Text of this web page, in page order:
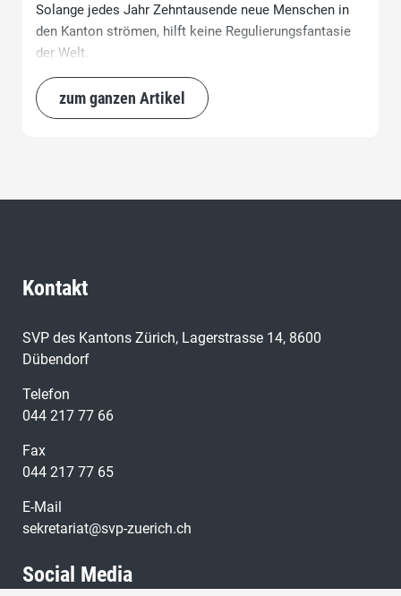
Solange jedes Jahr Zehntausende neue Menschen in
den Kanton strömen, hilft keine Regulierungsfantasie
der Welt.
zum ganzen Artikel
Kontakt
SVP des Kantons Zürich, Lagerstrasse 14, 8600
Dübendorf
Telefon
044 217 77 66
Fax
044 217 77 65
E-Mail
sekretariat@svp-zuerich.ch
Social Media